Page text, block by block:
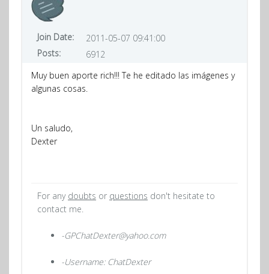
Join Date:
2011-05-07 09:41:00
Posts:
6912
Muy buen aporte rich!!! Te he editado las imágenes y
algunas cosas.
Un saludo,
Dexter
For any doubts or questions don't hesitate to
contact me.
-GPChatDexter@yahoo.com
-Username: ChatDexter